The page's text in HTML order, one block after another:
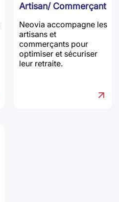
Artisan/ Commerçant
Neovia accompagne les
artisans et
commerçants pour
optimiser et sécuriser
leur retraite.